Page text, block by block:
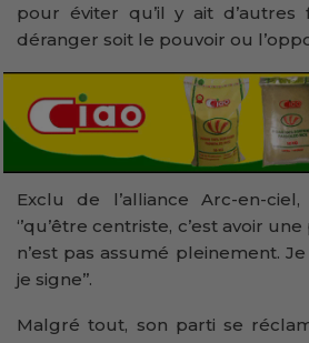
pour éviter qu’il y ait d’autres
déranger soit le pouvoir ou
Exclu de l’alliance Arc-en-
‘’qu’être centriste, c’est avoir
n’est pas assumé pleinement.
je signe’’.
Malgré tout, son parti se